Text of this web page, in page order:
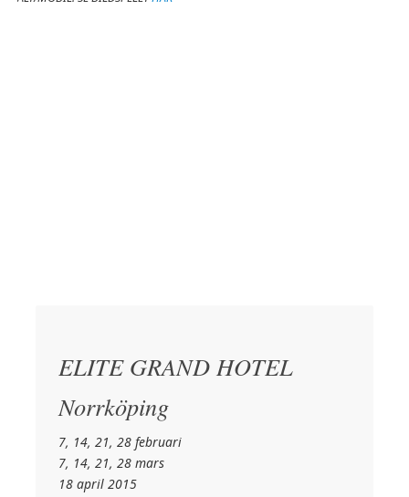
ELITE GRAND HOTEL
Norrköping
7, 14, 21, 28 februari
7, 14, 21, 28 mars
18 april 2015